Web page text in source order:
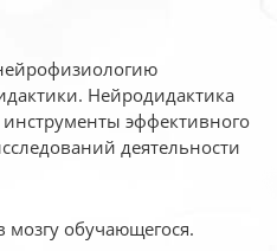
Нейродидактика
эффективного
деятельности
мозгу обучающегося.